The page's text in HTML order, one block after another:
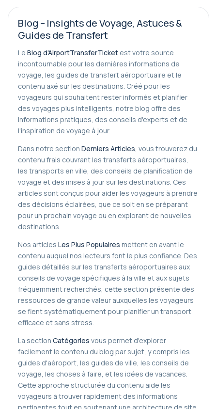
Blog – Insights de Voyage, Astuces &
Guides de Transfert
Le Blog d'AirportTransferTicket est votre source
incontournable pour les dernières informations de
voyage, les guides de transfert aéroportuaire et le
contenu axé sur les destinations. Créé pour les
voyageurs qui souhaitent rester informés et planifier
des voyages plus intelligents, notre blog offre des
informations pratiques, des conseils d'experts et de
l'inspiration de voyage à jour.
Dans notre section Derniers Articles, vous trouverez du
contenu frais couvrant les transferts aéroportuaires,
les transports en ville, des conseils de planification de
voyage et des mises à jour sur les destinations. Ces
articles sont conçus pour aider les voyageurs à prendre
des décisions éclairées, que ce soit en se préparant
pour un prochain voyage ou en explorant de nouvelles
destinations.
Nos articles Les Plus Populaires mettent en avant le
contenu auquel nos lecteurs font le plus confiance. Des
guides détaillés sur les transferts aéroportuaires aux
conseils de voyage spécifiques à la ville et aux sujets
fréquemment recherchés, cette section présente des
ressources de grande valeur auxquelles les voyageurs
se fient systématiquement pour planifier un transport
efficace et sans stress.
La section Catégories vous permet d'explorer
facilement le contenu du blog par sujet, y compris les
guides d'aéroport, les guides de ville, les conseils de
voyage, les choses à faire, et les idées de vacances.
Cette approche structurée du contenu aide les
voyageurs à trouver rapidement des informations